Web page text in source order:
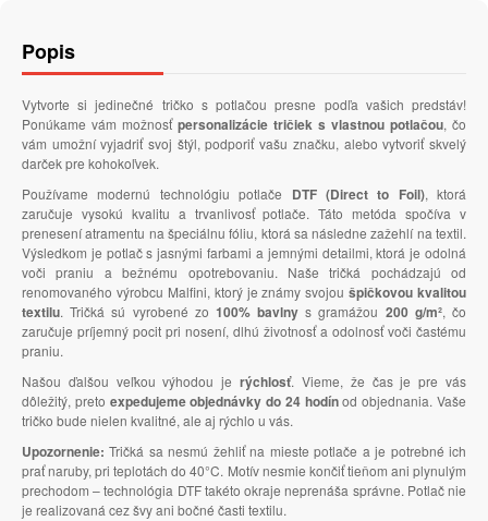
Popis
Vytvorte si jedinečné tričko s potlačou presne podľa vašich predstáv!
Ponúkame vám možnosť personalizácie tričiek s vlastnou potlačou, čo
vám umožní vyjadriť svoj štýl, podporiť vašu značku, alebo vytvoriť skvelý
darček pre kohokoľvek.
Používame modernú technológiu potlače DTF (Direct to Foil), ktorá
zaručuje vysokú kvalitu a trvanlivosť potlače. Táto metóda spočíva v
prenesení atramentu na špeciálnu fóliu, ktorá sa následne zažehlí na textil.
Výsledkom je potlač s jasnými farbami a jemnými detailmi, ktorá je odolná
voči praniu a bežnému opotrebovaniu. Naše tričká pochádzajú od
renomovaného výrobcu Malfini, ktorý je známy svojoušpičkovou kvalitou
textilu. Tričká sú vyrobené zo 100% bavlny s gramážou 200 g/m², čo
zaručuje príjemný pocit pri nosení, dlhú životnosť a odolnosť voči častému
praniu.
Našou ďalšou veľkou výhodou jerýchlosť. Vieme, že čas je pre vás
dôležitý, preto expedujeme objednávky do 24 hodínod objednania. Vaše
tričko bude nielen kvalitné, ale aj rýchlo u vás.
Upozornenie: Tričká sa nesmú žehliť na mieste potlače a je potrebné ich
prať naruby, pri teplotách do 40°C. Motív nesmie končiť tieňom ani plynulým
prechodom – technológia DTF takéto okraje neprenáša správne. Potlač nie
je realizovaná cez švy ani bočné časti textilu.